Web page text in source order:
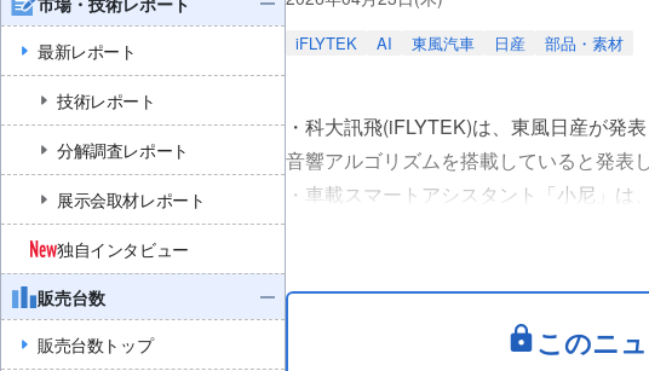
最新レポート
技術レポート
分解調査レポート
展示会取材レポート
独自インタビュー
販売台数
販売台数トップ
iFLYTEK AI 東風汽車 日産 部品・素材
・科大訊飛(iFLYTEK)は、東風日産が発
音響アルゴリズムを搭載していると発表し
・車載スマートアシスタント「小尼」
SOUND」を搭載し、Dolby At....
このニ